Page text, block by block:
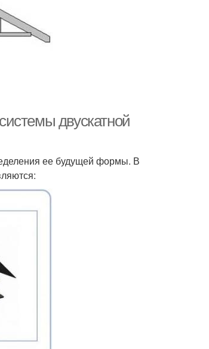
двускатной
ее будущей формы. В